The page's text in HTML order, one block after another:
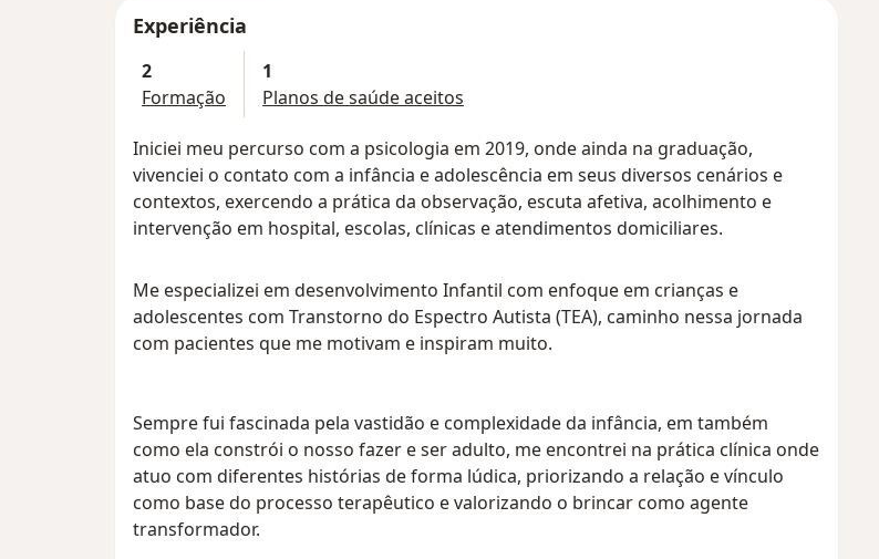
Experiência
2
Formação
1
Planos de saúde aceitos
Iniciei meu percurso com a psicologia em 2019, onde ainda na graduação,
vivenciei o contato com a infância e adolescência em seus diversos cenários e
contextos, exercendo a prática da observação, escuta afetiva, acolhimento e
intervenção em hospital, escolas, clínicas e atendimentos domiciliares.
Me especializei em desenvolvimento Infantil com enfoque em crianças e
adolescentes com Transtorno do Espectro Autista (TEA), caminho nessa jornada
com pacientes que me motivam e inspiram muito.
Sempre fui fascinada pela vastidão e complexidade da infância, em também
como ela constrói o nosso fazer e ser adulto, me encontrei na prática clínica onde
atuo com diferentes histórias de forma lúdica, priorizando a relação e vínculo
como base do processo terapêutico e valorizando o brincar como agente
transformador.